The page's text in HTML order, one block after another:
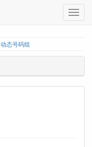
动态号码组